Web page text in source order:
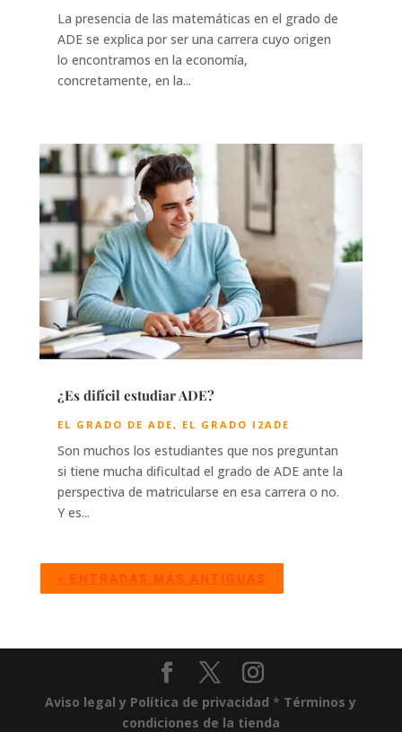
La presencia de las matemáticas en el grado de
ADE se explica por ser una carrera cuyo origen
lo encontramos en la economía,
concretamente, en la...
¿Es difícil estudiar ADE?
EL GRADO DE ADE, EL GRADO I2ADE
Son muchos los estudiantes que nos preguntan
si tiene mucha dificultad el grado de ADE ante la
perspectiva de matricularse en esa carrera o no.
Y es...
« ENTRADAS MÁS ANTIGUAS
Aviso legal y Política de privacidad * Términos y
condiciones de la tienda